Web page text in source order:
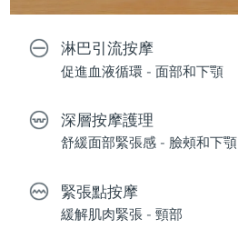
淋巴引流按摩
促進血液循環 - 面部和下顎
深層按摩護理
舒緩面部緊張感 - 臉頰和下顎
緊張點按摩
緩解肌肉緊張 - 頸部